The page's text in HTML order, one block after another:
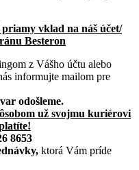
vklad na náš účet/
Besteron
z Vášho účtu alebo
informujte mailom pre
odošleme.
už svojmu kuriérovi
8653
ktorá Vám príde